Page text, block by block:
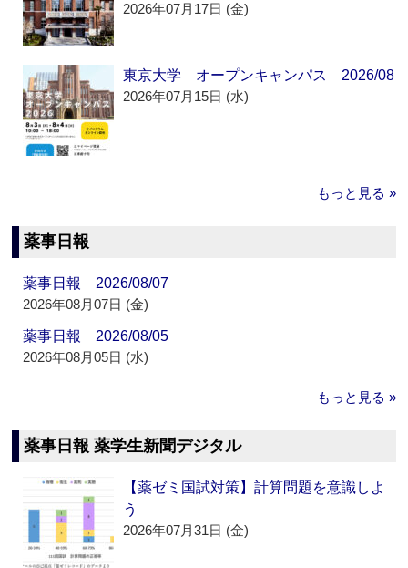
2026年07月17日 (金)
東京大学 オープンキャンパス 2026/08
2026年07月15日 (水)
もっと見る »
薬事日報
薬事日報 2026/08/07
2026年08月07日 (金)
薬事日報 2026/08/05
2026年08月05日 (水)
もっと見る »
薬事日報 薬学生新聞デジタル
【薬ゼミ国試対策】計算問題を意識しよ
う
2026年07月31日 (金)